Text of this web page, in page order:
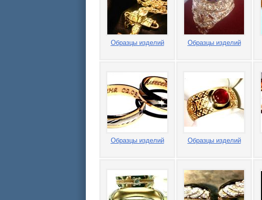
Образцы изделий Образцы изделий
Образцы изделий Образцы изделий